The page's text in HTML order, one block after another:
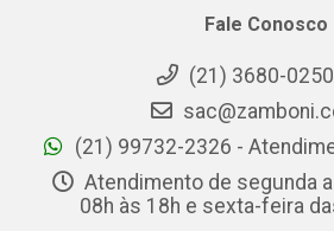
Fale Conosco
(21) 3680-
(21) 99732-2326 -
Atendimento de segunda
08h às 18h e sexta-feira